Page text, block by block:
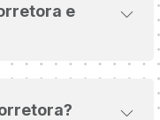
e